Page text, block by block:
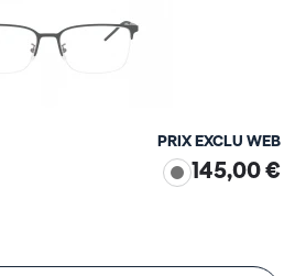
PRIX EXCLU WEB
145,00 €